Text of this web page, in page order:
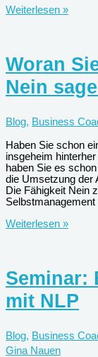
Was
Weiterlesen »
Woran
Nein
Blog, Business
Haben Sie schon
insgeheim
haben Sie es
die Umsetzung der
Die Fähigkeit Nein
Woran
Nein
sagen
sollten
Weiterlesen »
Seminar:
mit NLP
Blog, Business
Gina Nauen